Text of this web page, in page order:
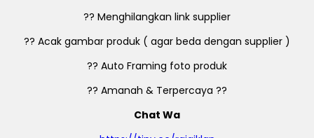
?? Menghilangkan link supplier
?? Acak gambar produk ( agar beda dengan supplier )
?? Auto Framing foto produk
?? Amanah & Terpercaya ??
Chat Wa